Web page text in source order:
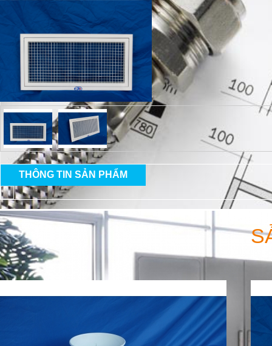
THÔNG TIN SẢN PHẨM